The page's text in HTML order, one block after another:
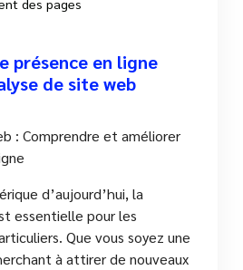
des pages
présence en ligne
de site web
: Comprendre et améliorer
d’aujourd’hui, la
essentielle pour les
Que vous soyez une
à attirer de nouveaux